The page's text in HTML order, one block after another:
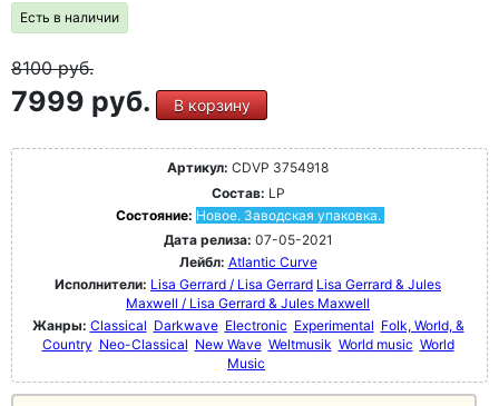
Есть в наличии
8100руб.
7999 руб. В корзину
Артикул: CDVP 3754918
Состав: LP
Состояние: Новое. Заводская упаковка.
Дата релиза: 07-05-2021
Лейбл: Atlantic Curve
Исполнители: Lisa Gerrard / Lisa Gerrard Lisa Gerrard & Jules
Maxwell / Lisa Gerrard & Jules Maxwell
Жанры: Classical Darkwave Electronic Experimental Folk, World, &
Country Neo-Classical New Wave Weltmusik World music World
Music